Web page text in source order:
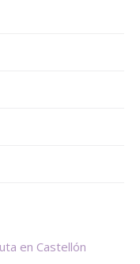
en Castellón